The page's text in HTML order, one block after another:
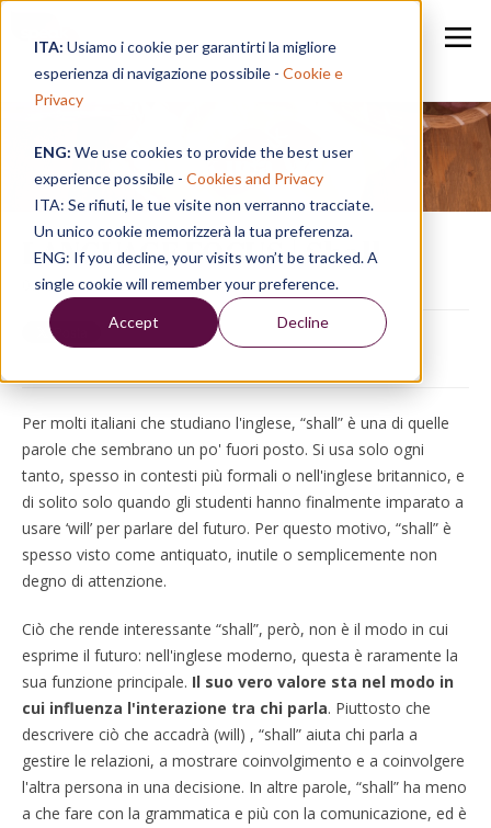
ITA: Usiamo i cookie per garantirti la migliore
esperienza di navigazione possibile - Cookie e
Privacy
ENG: We use cookies to provide the best user
experience possibile - Cookies and Privacy
ITA: Se rifiuti, le tue visite non verranno tracciate.
Un unico cookie memorizzerà la tua preferenza.
ENG: If you decline, your visits won’t be tracked. A
single cookie will remember your preference.
Accept Decline
Speak in a Week
LANGUAGE FOCUS | Shall
05/02/26, 12:47
Per molti italiani che studiano l'inglese, “shall” è una di quelle
parole che sembrano un po' fuori posto. Si usa solo ogni
tanto, spesso in contesti più formali o nell'inglese britannico, e
di solito solo quando gli studenti hanno finalmente imparato a
usare ‘will’ per parlare del futuro. Per questo motivo, “shall” è
spesso visto come antiquato, inutile o semplicemente non
degno di attenzione.
Ciò che rende interessante “shall”, però, non è il modo in cui
esprime il futuro: nell'inglese moderno, questa è raramente la
sua funzione principale. Il suo vero valore sta nel modo in
cui influenza l'interazione tra chi parla. Piuttosto che
descrivere ciò che accadrà (will) , “shall” aiuta chi parla a
gestire le relazioni, a mostrare coinvolgimento e a coinvolgere
l'altra persona in una decisione. In altre parole, “shall” ha meno
a che fare con la grammatica e più con la comunicazione, ed è